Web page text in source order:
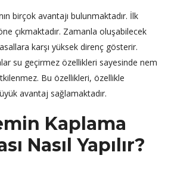
birçok avantajı bulunmaktadır. İlk
çıkmaktadır. Zamanla oluşabilecek
karşı yüksek direnç gösterir.
su geçirmez özellikleri sayesinde nem
Bu özellikleri, özellikle
avantaj sağlamaktadır.
Kaplama
Nasıl Yapılır?